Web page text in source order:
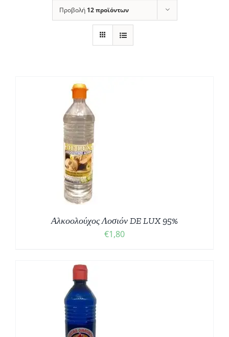
Προβολή 12 προϊόντων
Αλκοολούχος Λοσιόν DE LUX 95%
€1,80